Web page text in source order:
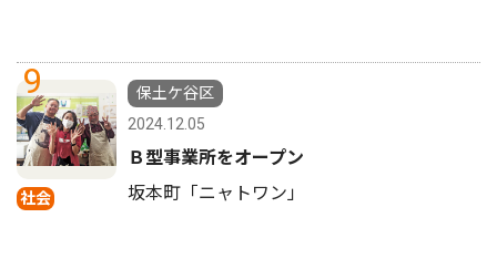
9
社会
保土ケ谷区
2024.12.05
Ｂ型事業所をオープン
坂本町「ニャトワン」